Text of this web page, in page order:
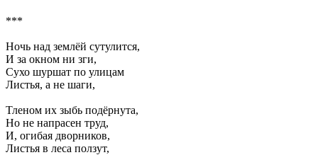
***
Ночь над землёй сутулится,
И за окном ни зги,
Сухо шуршат по улицам
Листья, а не шаги,
Тленом их зыбь подёрнута,
Но не напрасен труд,
И, огибая дворников,
Листья в леса ползут,